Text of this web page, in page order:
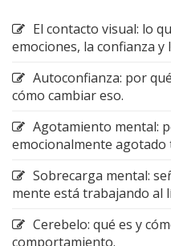
El contacto visual: lo
emociones, la confianza y
Autoconfianza: por
cómo cambiar eso.
Agotamiento mental:
emocionalmente
Sobrecarga mental:
mente está trabajando al
Cerebelo: qué es y
comportamiento.